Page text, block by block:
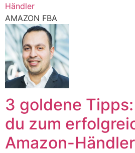
AMAZON FBA
3 goldene
du zum
Amazon-Händler